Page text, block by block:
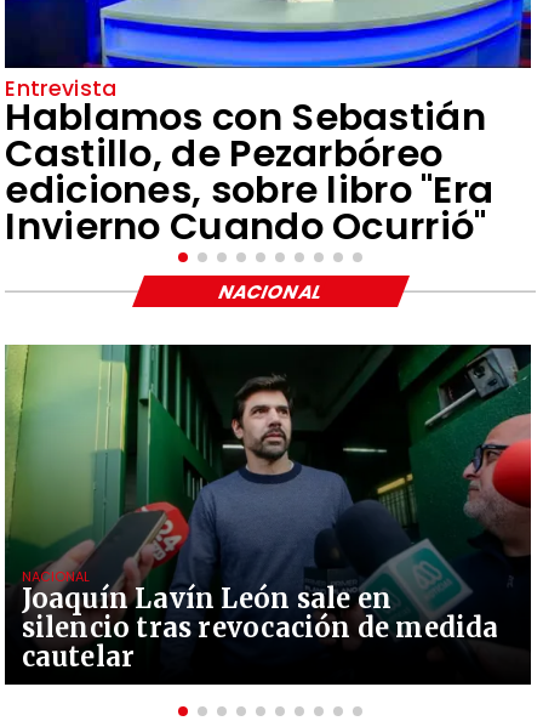
Entrevista
Hablamos con Sebastián
Castillo, de Pezarbóreo
ediciones, sobre libro "Era
Invierno Cuando Ocurrió"
Joaquín Lavín León sale en
silencio tras revocación de medida
cautelar
NACIONAL
NACIONAL